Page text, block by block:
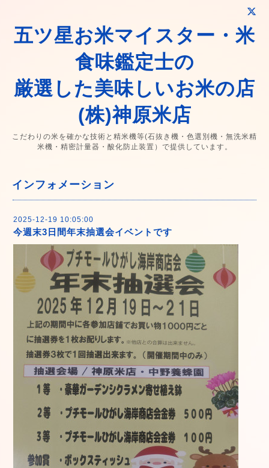
五ツ星お米マイスター・米
食味鑑定士の
厳選した美味しいお米の店
(株)神原米店
こだわりの米を確かな技術と精米機等(石抜き機・色選別機・無洗米精
米機・精密計量器・酸化防止装置）で提供しています。
インフォメーション
2025-12-19 10:05:00
今週末3日間年末抽選会イベントです